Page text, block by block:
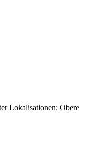
Lokalisationen: Obere